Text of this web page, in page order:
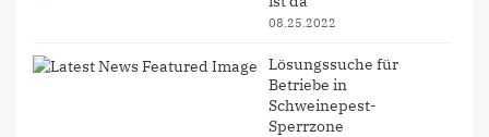
08.25.2022
Lösungssuche für
Betriebe in
Schweinepest-
Sperrzone